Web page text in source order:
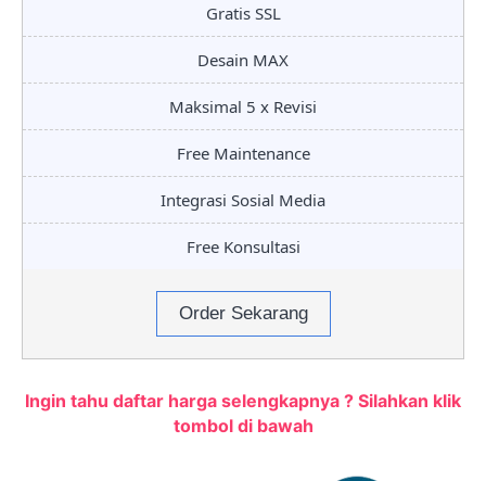
Gratis SSL
Desain MAX
Maksimal 5 x Revisi
Free Maintenance
Integrasi Sosial Media
Free Konsultasi
Order Sekarang
Ingin tahu daftar harga selengkapnya ? Silahkan klik
tombol di bawah